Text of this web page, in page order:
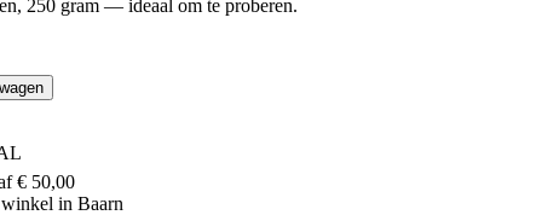
250 gram — ideaal om te proberen.
€ 50,00
in Baarn